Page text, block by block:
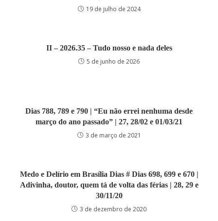
19 de julho de 2024
II – 2026.35 – Tudo nosso e nada deles
5 de junho de 2026
Dias 788, 789 e 790 | “Eu não errei nenhuma desde
março do ano passado” | 27, 28/02 e 01/03/21
3 de março de 2021
Medo e Delírio em Brasília Dias # Dias 698, 699 e 670 |
Adivinha, doutor, quem tá de volta das férias | 28, 29 e
30/11/20
3 de dezembro de 2020